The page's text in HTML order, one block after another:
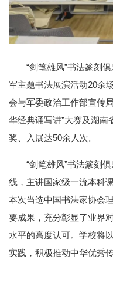
“剑笔雄风”书法篆刻
军主题书法展演活动20余
会与军委政治工作部宣传
华经典诵写讲”大赛及湖
奖、入展达50余人次。
“剑笔雄风”书法篆刻
线，主讲国家级一流本科
本次当选中国书法家协会
要成果，充分彰显了业界
水平的高度认可。学校将
实践，积极推动中华优秀